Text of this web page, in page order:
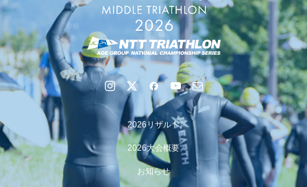
【会議報告】諏訪地域６市町村連絡会議を開催しました
2026リザルト
2026大会概要
お知らせ